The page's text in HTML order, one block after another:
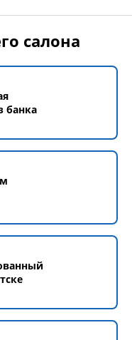
салона
банка